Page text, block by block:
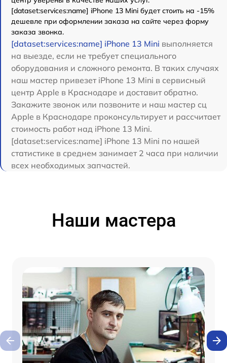
[dataset:services:name] iPhone 13 Mini будет стоить на -15%
дешевле при оформлении заказа на сайте через форму
заказа звонка.
[dataset:services:name] iPhone 13 Mini выполняется
на выезде, если не требует специального
оборудования и сложного ремонта. В таких случаях
наш мастер привезет iPhone 13 Mini в сервисный
центр Apple в Краснодаре и доставит обратно.
Закажите звонок или позвоните и наш мастер сц
Apple в Краснодаре проконсультирует и рассчитает
стоимость работ над iPhone 13 Mini.
[dataset:services:name] iPhone 13 Mini по нашей
статистике в среднем занимает 2 часа при наличии
всех необходимых запчастей.
Наши мастера